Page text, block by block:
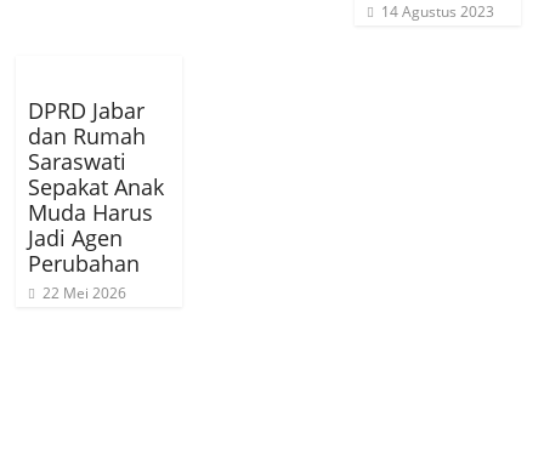
14 Agustus 2023
DPRD Jabar
dan Rumah
Saraswati
Sepakat Anak
Muda Harus
Jadi Agen
Perubahan
22 Mei 2026